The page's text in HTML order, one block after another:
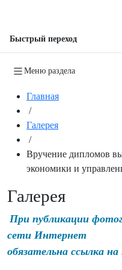
Быстрый переход
Меню раздела
Главная
/
Галерея
/
Вручение дипломов
экономики и
Галерея
При публикации
сети Интернет
обязательна ссылка